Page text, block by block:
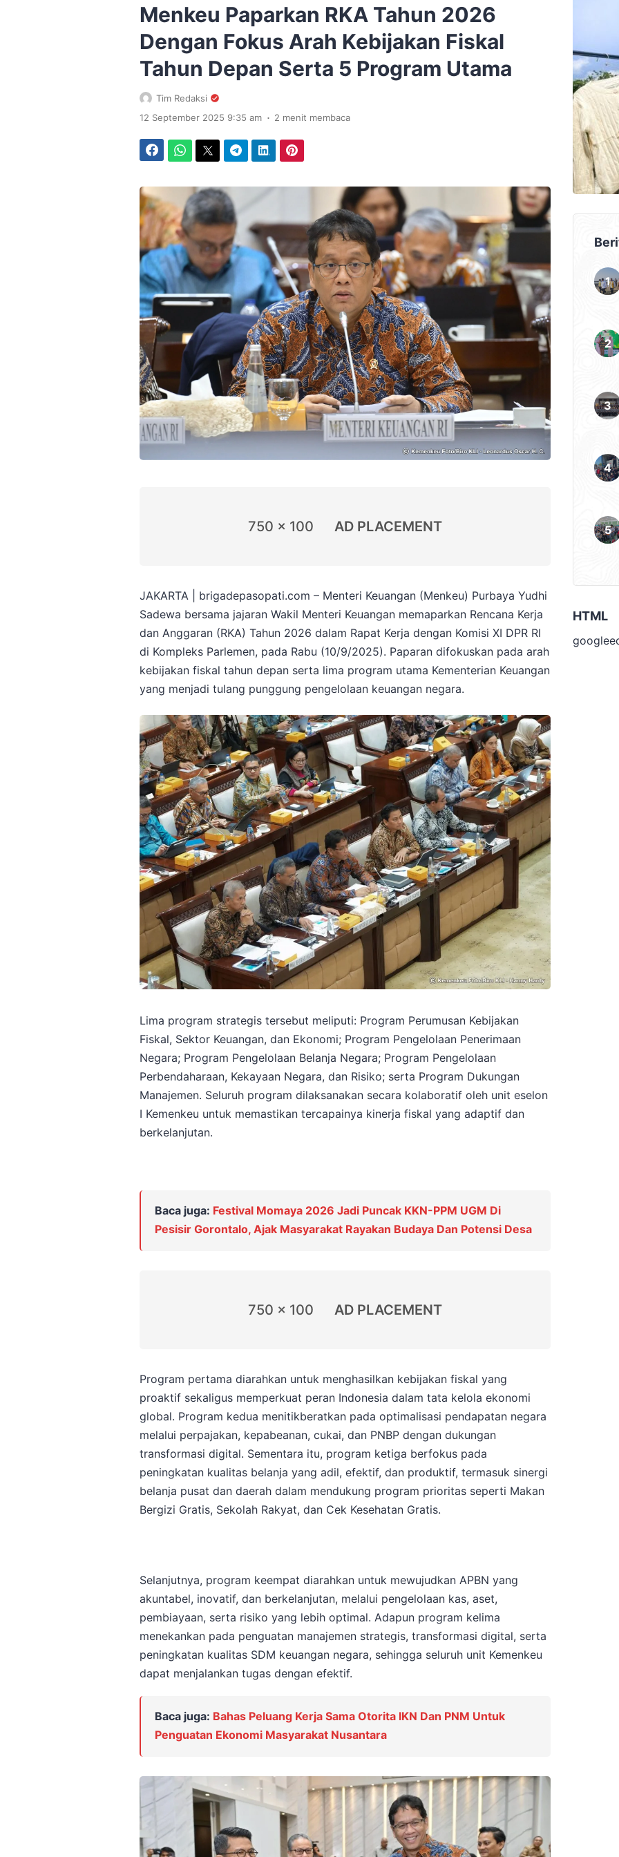
Menkeu Paparkan RKA Tahun 2026
Dengan Fokus Arah Kebijakan Fiskal
Tahun Depan Serta 5 Program Utama
Tim Redaksi
12 September 2025 9:35 am . 2 menit membaca
750 x 100 AD PLACEMENT
JAKARTA | brigadepasopati.com – Menteri Keuangan (Menkeu) Purbaya Yudhi
Sadewa bersama jajaran Wakil Menteri Keuangan memaparkan Rencana Kerja
dan Anggaran (RKA) Tahun 2026 dalam Rapat Kerja dengan Komisi XI DPR RI
di Kompleks Parlemen, pada Rabu (10/9/2025). Paparan difokuskan pada arah
kebijakan fiskal tahun depan serta lima program utama Kementerian Keuangan
yang menjadi tulang punggung pengelolaan keuangan negara.
Lima program strategis tersebut meliputi: Program Perumusan Kebijakan
Fiskal, Sektor Keuangan, dan Ekonomi; Program Pengelolaan Penerimaan
Negara; Program Pengelolaan Belanja Negara; Program Pengelolaan
Perbendaharaan, Kekayaan Negara, dan Risiko; serta Program Dukungan
Manajemen. Seluruh program dilaksanakan secara kolaboratif oleh unit eselon
I Kemenkeu untuk memastikan tercapainya kinerja fiskal yang adaptif dan
berkelanjutan.
Baca juga: Festival Momaya 2026 Jadi Puncak KKN-PPM UGM Di
Pesisir Gorontalo, Ajak Masyarakat Rayakan Budaya Dan Potensi Desa
750 x 100 AD PLACEMENT
Program pertama diarahkan untuk menghasilkan kebijakan fiskal yang
proaktif sekaligus memperkuat peran Indonesia dalam tata kelola ekonomi
global. Program kedua menitikberatkan pada optimalisasi pendapatan negara
melalui perpajakan, kepabeanan, cukai, dan PNBP dengan dukungan
transformasi digital. Sementara itu, program ketiga berfokus pada
peningkatan kualitas belanja yang adil, efektif, dan produktif, termasuk sinergi
belanja pusat dan daerah dalam mendukung program prioritas seperti Makan
Bergizi Gratis, Sekolah Rakyat, dan Cek Kesehatan Gratis.
Selanjutnya, program keempat diarahkan untuk mewujudkan APBN yang
akuntabel, inovatif, dan berkelanjutan, melalui pengelolaan kas, aset,
pembiayaan, serta risiko yang lebih optimal. Adapun program kelima
menekankan pada penguatan manajemen strategis, transformasi digital, serta
peningkatan kualitas SDM keuangan negara, sehingga seluruh unit Kemenkeu
dapat menjalankan tugas dengan efektif.
Baca juga: Bahas Peluang Kerja Sama Otorita IKN Dan PNM Untuk
Penguatan Ekonomi Masyarakat Nusantara
HTML